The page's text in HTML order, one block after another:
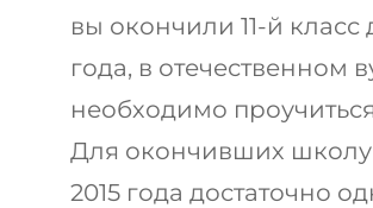
вы окончили 11-й класс
года, в отечественном
необходимо
Для окончивших школу
2015 года достаточно